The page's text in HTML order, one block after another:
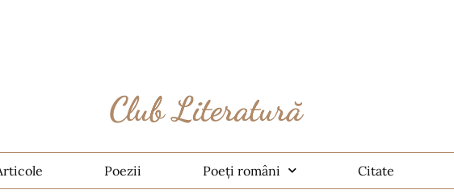
Poezii Poeți români Citate